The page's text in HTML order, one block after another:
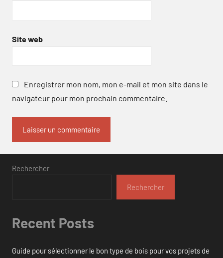
Site web
Enregistrer mon nom, mon e-mail et mon site dans le
navigateur pour mon prochain commentaire.
Rechercher
Rechercher
Recent Posts
Guide pour sélectionner le bon type de bois pour vos projets de